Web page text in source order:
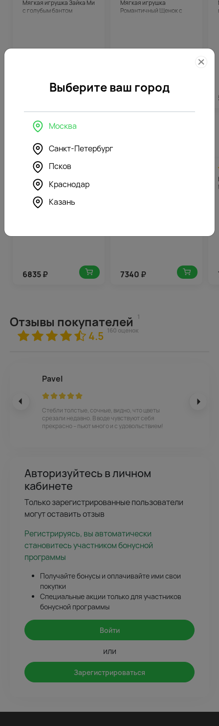
Мягкая игрушка Зайка Ми
с голубым бантом
Мягкая игрушка
Романтичный Щенок с
Похожие товары
4.9(138)
Букет цветов Невинная
улыбка
6835₽ 7340 ₽
Отзывы покупателей 1
4.5 160 оценок
Pavel
Стебли толстые, сочные, видно, что цветы
срезали недавно. В воде чувствуют себя
прекрасно – пьют много и с удовольствием!
Авторизуйтесь в личном
кабинете
Только зарегистрированные пользователи
могут оставить отзыв
Регистрируясь, вы автоматически
становитесь участником бонусной
программы
Получайте бонусы и оплачивайте ими свои
покупки
Специальные акции только для участников
бонусной программы
Войти
или
Зарегистрироваться
Выберите ваш город
Москва
Санкт-Петербург
Псков
Краснодар
Казань